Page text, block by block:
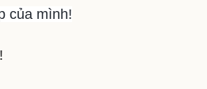
của mình!